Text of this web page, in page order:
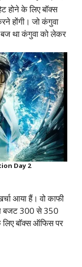
होने के लिए बॉक्स
होंगी। जो कंगुवा
था कंगुवा को लेकर
Day 2
आया हैं। वो काफी
बजट 300 से 350
लिए बॉक्स ऑफिस पर